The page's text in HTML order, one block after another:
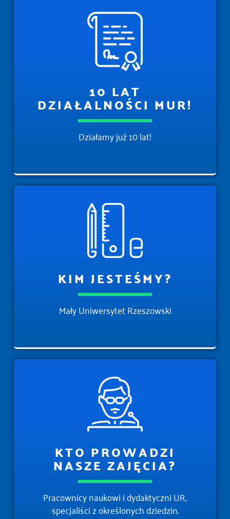
10 LAT
DZIAŁALNOŚCI MUR!
Działamy już 10 lat!
KIM JESTEŚMY?
Mały Uniwersytet Rzeszowski
KTO PROWADZI
NASZE ZAJĘCIA?
Pracownicy naukowi i dydaktyczni UR,
specjaliści z określonych dziedzin.